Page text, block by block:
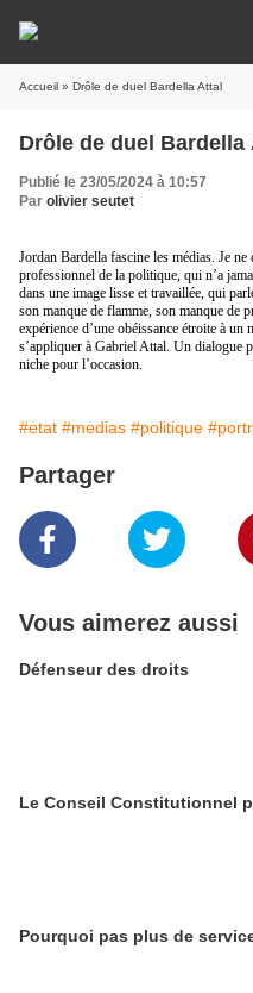
Accueil » Drôle de duel Bardella Attal
Drôle de duel Bardella
Publié le 23/05/2024 à 10:57
Par olivier seutet
Jordan Bardella fascine les médias. Je
professionnel de la politique, qui n’a
dans une image lisse et travaillée, qui
son manque de flamme, son manque de
expérience d’une obéissance étroite à
s’appliquer à Gabriel Attal. Un dialogue
niche pour l’occasion.
#etat #medias #politique
Partager
Vous aimerez aussi
Défenseur des droits
Le Conseil Constitutionnel
Pourquoi pas plus de